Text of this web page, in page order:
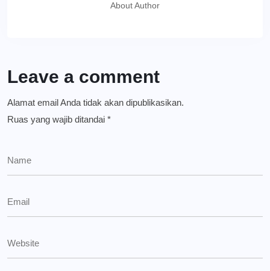
About Author
Leave a comment
Alamat email Anda tidak akan dipublikasikan.
Ruas yang wajib ditandai *